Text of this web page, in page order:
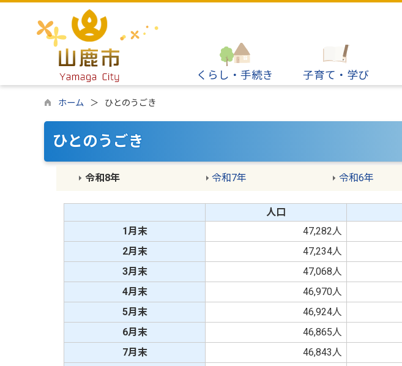
くらし・手続き 子育て・学び
ホーム ひとのうごき
ひとのうごき
令和8年 令和7年 令和6年
人口
1月末
47,282人
2月末
47,234人
3月末
47,068人
4月末
46,970人
5月末
46,924人
6月末
46,865人
7月末
46,843人